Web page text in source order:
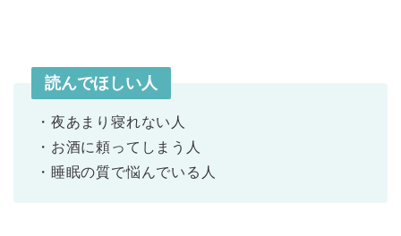
読んでほしい人
・夜あまり寝れない人
・お酒に頼ってしまう人
・睡眠の質で悩んでいる人